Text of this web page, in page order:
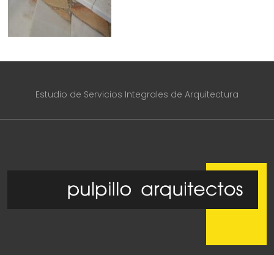
Estudio de Servicios Integrales de Arquitectura